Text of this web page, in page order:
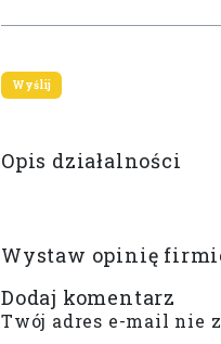
Opis działalności
Wystaw opinię
Dodaj komentarz
Twój adres e-mail nie